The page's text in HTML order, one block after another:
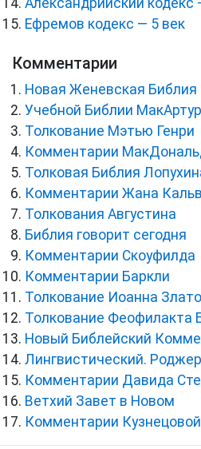
Александрийский кодекс
Ефремов кодекс — 5 век
Комментарии
Новая Женевская Библия
Учебной Библии
Толкование Мэтью Генри
Комментарии
Толковая Библия
Комментарии Жана
Толкования Августина
Библия говорит сегодня
Комментарии Скоуфилда
Комментарии Баркли
Толкование Иоанна
Толкование Феофилакта
Новый Библейский
Лингвистический.
Комментарии Давида
Ветхий Завет в Новом
Комментарии Кузнецовой